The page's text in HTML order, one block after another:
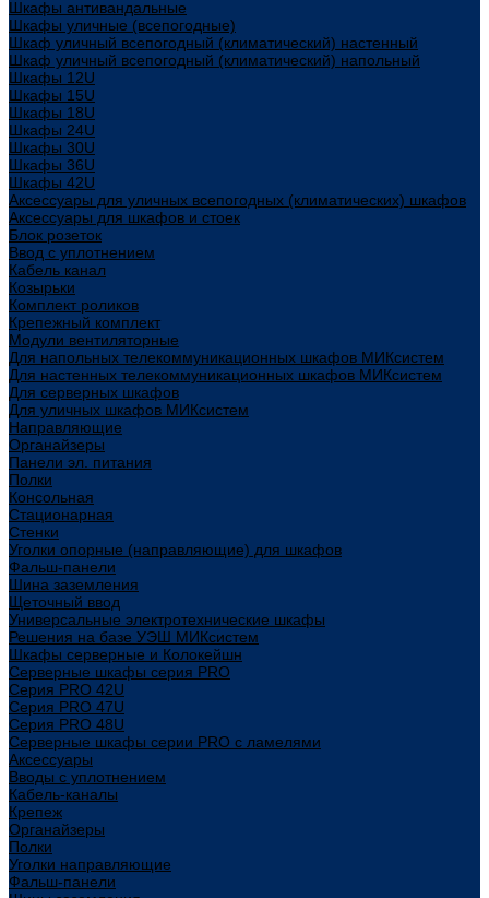
Шкафы антивандальные
Шкафы уличные (всепогодные)
Шкаф уличный всепогодный (климатический) настенный
Шкаф уличный всепогодный (климатический) напольный
Шкафы 12U
Шкафы 15U
Шкафы 18U
Шкафы 24U
Шкафы 30U
Шкафы 36U
Шкафы 42U
Аксессуары для уличных всепогодных (климатических) шкафов
Аксессуары для шкафов и стоек
Блок розеток
Ввод с уплотнением
Кабель канал
Козырьки
Комплект роликов
Крепежный комплект
Модули вентиляторные
Для напольных телекоммуникационных шкафов МИКсистем
Для настенных телекоммуникационных шкафов МИКсистем
Для серверных шкафов
Для уличных шкафов МИКсистем
Направляющие
Органайзеры
Панели эл. питания
Полки
Консольная
Стационарная
Стенки
Уголки опорные (направляющие) для шкафов
Фальш-панели
Шина заземления
Щеточный ввод
Универсальные электротехнические шкафы
Решения на базе УЭШ МИКсистем
Шкафы серверные и Колокейшн
Серверные шкафы серия PRO
Серия PRO 42U
Серия PRO 47U
Серия PRO 48U
Серверные шкафы серии PRO с ламелями
Аксессуары
Вводы с уплотнением
Кабель-каналы
Крепеж
Органайзеры
Полки
Уголки направляющие
Фальш-панели